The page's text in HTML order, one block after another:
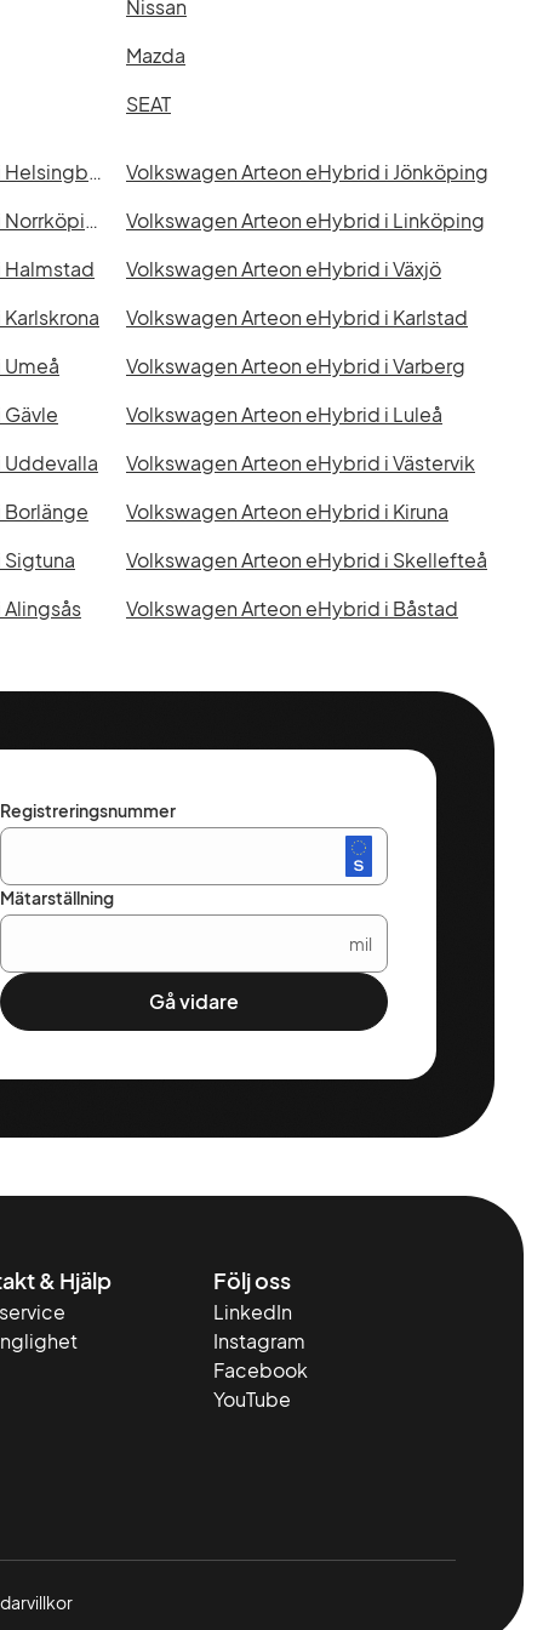
Nissan
Mazda
SEAT
Volkswagen Arteon eHybrid i Helsingborg
Volkswagen Arteon eHybrid i Jönköping
Volkswagen Arteon eHybrid i Norrköping
Volkswagen Arteon eHybrid i Linköping
Halmstad
Volkswagen Arteon eHybrid i Växjö
Volkswagen Arteon eHybrid i Karlstad
Volkswagen Arteon eHybrid i Varberg
Volkswagen Arteon eHybrid i Luleå
Volkswagen Arteon eHybrid i Västervik
Volkswagen Arteon eHybrid i Kiruna
Volkswagen Arteon eHybrid i Skellefteå
Volkswagen Arteon eHybrid i Båstad
Registreringsnummer
Mätarställning
mil
Gå vidare
& Hjälp Följ oss
LinkedIn
Instagram
Facebook
YouTube